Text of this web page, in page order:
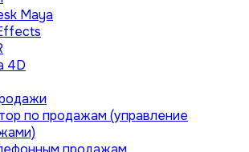
Maya
4D
по продажам (управление